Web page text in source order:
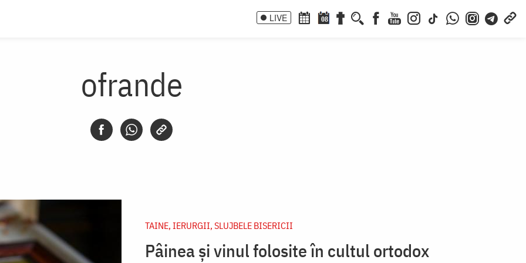
LIVE 08
ofrande
TAINE, IERURGII, SLUJBELE BISERICII
Pâinea și vinul folosite în cultul ortodox